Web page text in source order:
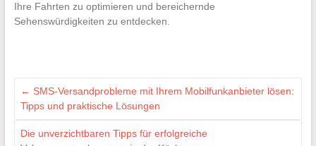
Ihre Fahrten zu optimieren und bereichernde
Sehenswürdigkeiten zu entdecken.
← SMS-Versandprobleme mit Ihrem Mobilfunkanbieter lösen:
Tipps und praktische Lösungen
Die unverzichtbaren Tipps für erfolgreiche